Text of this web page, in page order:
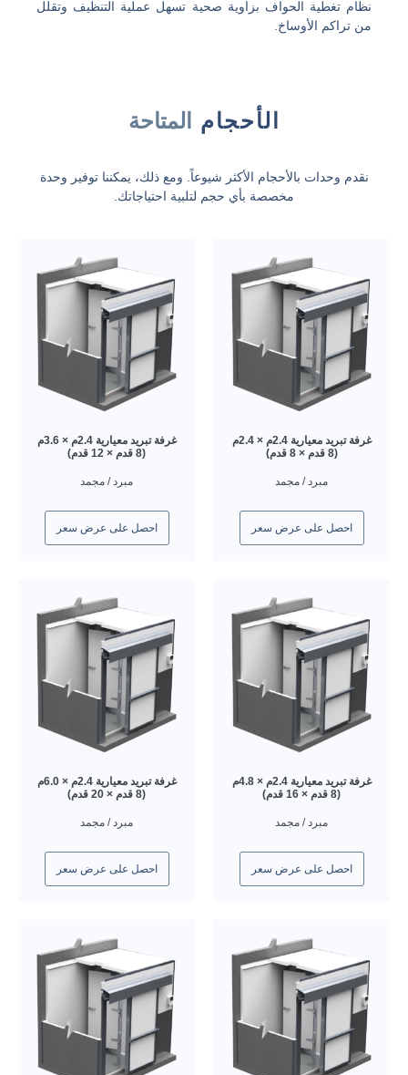
نظام تغطية الحواف بزاوية صحية تسهل عملية التنظيف وتقلل
من تراكم الأوساخ.
الأحجام المتاحة
نقدم وحدات بالأحجام الأكثر شيوعاً. ومع ذلك، يمكننا توفير وحدة
مخصصة بأي حجم لتلبية احتياجاتك.
غرفة تبريد معيارية 2.4م × 2.4م
(8 قدم × 8 قدم)
مبرد / مجمد
احصل على عرض سعر
غرفة تبريد معيارية 2.4م × 3.6م
(8 قدم × 12 قدم)
مبرد / مجمد
احصل على عرض سعر
غرفة تبريد معيارية 2.4م × 4.8م
(8 قدم × 16 قدم)
مبرد / مجمد
احصل على عرض سعر
غرفة تبريد معيارية 2.4م × 6.0م
(8 قدم × 20 قدم)
مبرد / مجمد
احصل على عرض سعر